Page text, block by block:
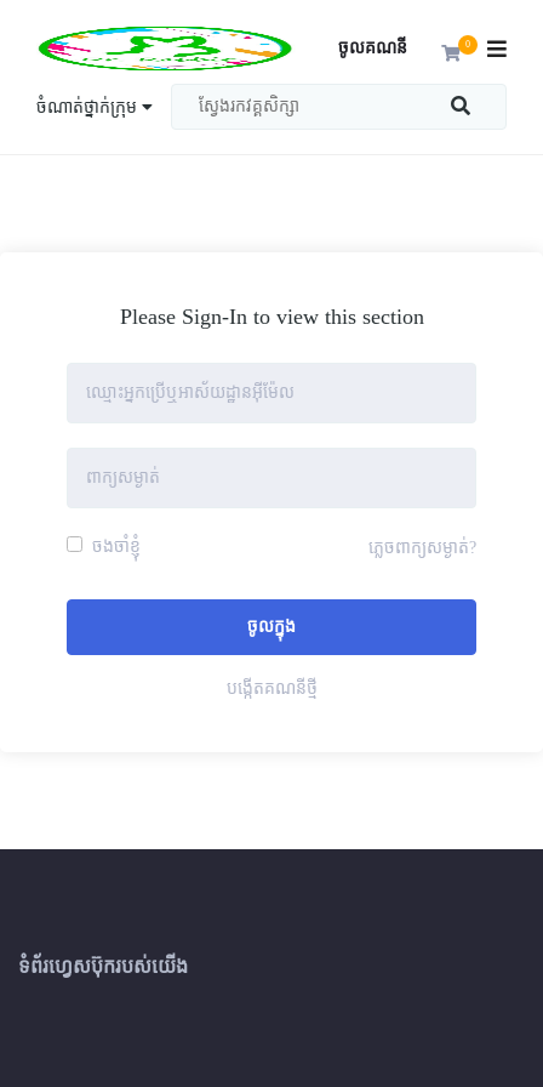
ចំណាត់ថ្នាក់ក្រុម
0
ចូលគណនី
Please Sign-In to view this section
ចងចាំខ្ញុំ ភ្លេចពាក្យសម្ងាត់?
បង្កើតគណនីថ្មី
ទំព័រហ្វេសប៊ុករបស់យើង